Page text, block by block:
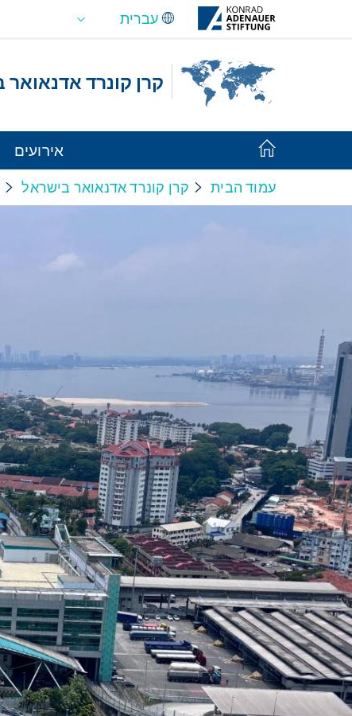
Skip to Main Content
קרן קונרד
אירועים
עמוד הבית קרן קונרד אדנאואר בישראל